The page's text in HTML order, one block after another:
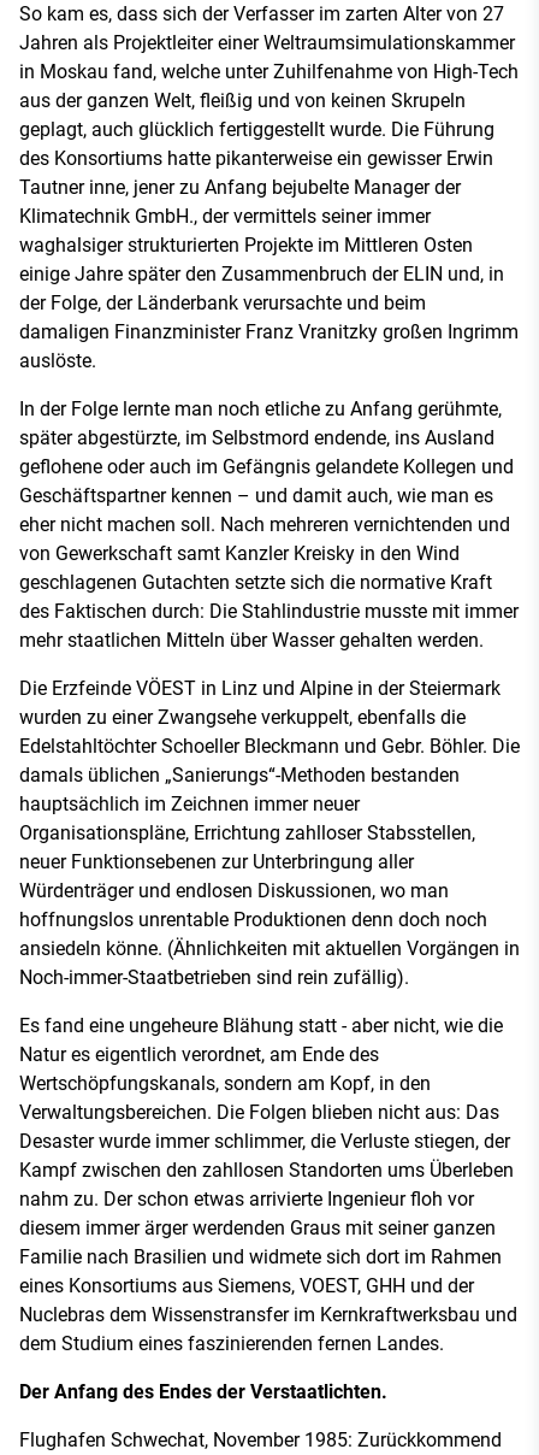
So kam es, dass sich der Verfasser im zarten Alter von 27
Jahren als Projektleiter einer Weltraumsimulationskammer
in Moskau fand, welche unter Zuhilfenahme von High-Tech
aus der ganzen Welt, fleißig und von keinen Skrupeln
geplagt, auch glücklich fertiggestellt wurde. Die Führung
des Konsortiums hatte pikanterweise ein gewisser Erwin
Tautner inne, jener zu Anfang bejubelte Manager der
Klimatechnik GmbH., der vermittels seiner immer
waghalsiger strukturierten Projekte im Mittleren Osten
einige Jahre später den Zusammenbruch der ELIN und, in
der Folge, der Länderbank verursachte und beim
damaligen Finanzminister Franz Vranitzky großen Ingrimm
auslöste.
In der Folge lernte man noch etliche zu Anfang gerühmte,
später abgestürzte, im Selbstmord endende, ins Ausland
geflohene oder auch im Gefängnis gelandete Kollegen und
Geschäftspartner kennen – und damit auch, wie man es
eher nicht machen soll. Nach mehreren vernichtenden und
von Gewerkschaft samt Kanzler Kreisky in den Wind
geschlagenen Gutachten setzte sich die normative Kraft
des Faktischen durch: Die Stahlindustrie musste mit immer
mehr staatlichen Mitteln über Wasser gehalten werden.
Die Erzfeinde VÖEST in Linz und Alpine in der Steiermark
wurden zu einer Zwangsehe verkuppelt, ebenfalls die
Edelstahltöchter Schoeller Bleckmann und Gebr. Böhler. Die
damals üblichen „Sanierungs“-Methoden bestanden
hauptsächlich im Zeichnen immer neuer
Organisationspläne, Errichtung zahlloser Stabsstellen,
neuer Funktionsebenen zur Unterbringung aller
Würdenträger und endlosen Diskussionen, wo man
hoffnungslos unrentable Produktionen denn doch noch
ansiedeln könne. (Ähnlichkeiten mit aktuellen Vorgängen in
Noch-immer-Staatbetrieben sind rein zufällig).
Es fand eine ungeheure Blähung statt - aber nicht, wie die
Natur es eigentlich verordnet, am Ende des
Wertschöpfungskanals, sondern am Kopf, in den
Verwaltungsbereichen. Die Folgen blieben nicht aus: Das
Desaster wurde immer schlimmer, die Verluste stiegen, der
Kampf zwischen den zahllosen Standorten ums Überleben
nahm zu. Der schon etwas arrivierte Ingenieur floh vor
diesem immer ärger werdenden Graus mit seiner ganzen
Familie nach Brasilien und widmete sich dort im Rahmen
eines Konsortiums aus Siemens, VOEST, GHH und der
Nuclebras dem Wissenstransfer im Kernkraftwerksbau und
dem Studium eines faszinierenden fernen Landes.
Der Anfang des Endes der Verstaatlichten.
Flughafen Schwechat, November 1985: Zurückkommend